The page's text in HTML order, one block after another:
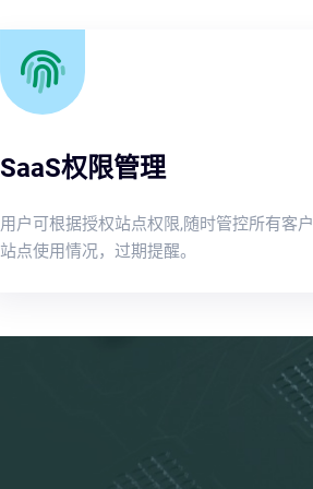
SaaS权限管理
用户可根据授权站点权限,随时管控所有客户
站点使用情况，过期提醒。